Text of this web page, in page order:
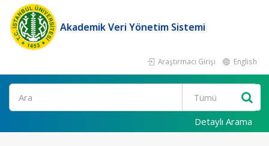
Akademik Veri Yönetim Sistemi
Araştırmacı Girişi English
Ara
Detaylı Arama